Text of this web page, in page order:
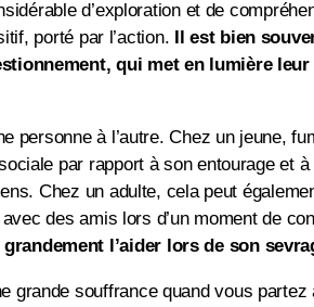
d’exploration et de
porté par l’action. Il est bien
qui met en lumière
personne à l’autre. Chez un jeune,
par rapport à son entourage et à
Chez un adulte, cela peut
des amis lors d’un moment de
l’aider lors de son
souffrance quand vous